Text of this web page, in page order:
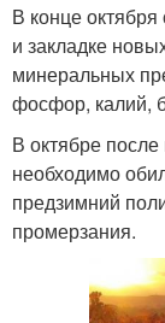
В конце октября
и закладке
минеральных
фосфор, калий,
В октябре
необходимо
предзимний
промерзания.